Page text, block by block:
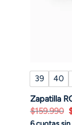
39 40
Zapatilla
$159.990